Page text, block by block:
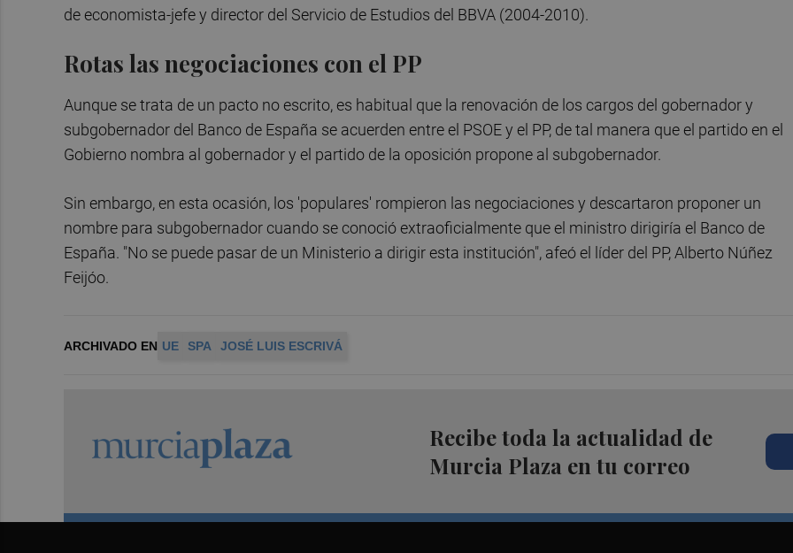
de economista-jefe y director del Servicio de Estudios del BBVA (2004-2010).
Rotas las negociaciones con el PP
Aunque se trata de un pacto no escrito, es habitual que la renovación de los cargos del gobernador y
subgobernador del Banco de España se acuerden entre el PSOE y el PP, de tal manera que el partido en el
Gobierno nombra al gobernador y el partido de la oposición propone al subgobernador.
Sin embargo, en esta ocasión, los 'populares' rompieron las negociaciones y descartaron proponer un
nombre para subgobernador cuando se conoció extraoficialmente que el ministro dirigiría el Banco de
España. "No se puede pasar de un Ministerio a dirigir esta institución", afeó el líder del PP, Alberto Núñez
Feijóo.
ARCHIVADO EN UE SPA JOSÉ LUIS ESCRIVÁ
Recibe toda la actualidad de
Murcia Plaza en tu correo